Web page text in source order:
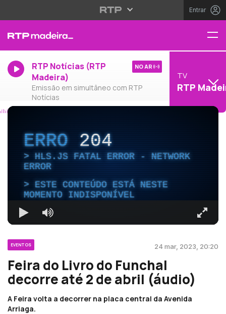
Entrar
RTP Notícias (RTP
Madeira)
Emissão em simultâneo com RTP
Notícias
NO AR
TV
RTP
ERRO204
HLS.JS FATAL ERROR - NETWORK
ERROR
ESTE CONTEÚDO ESTÁ NESTE
MOMENTO INDISPONÍVEL
EVENTOS 24 mar, 2023, 20:20
Feira do Livro do Funchal
decorre até 2 de abril (áudio)
A Feira volta a decorrer na placa central da Avenida
Arriaga.